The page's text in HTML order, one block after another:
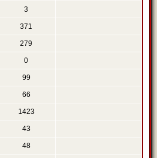
3
371
279
0
99
66
1423
43
48